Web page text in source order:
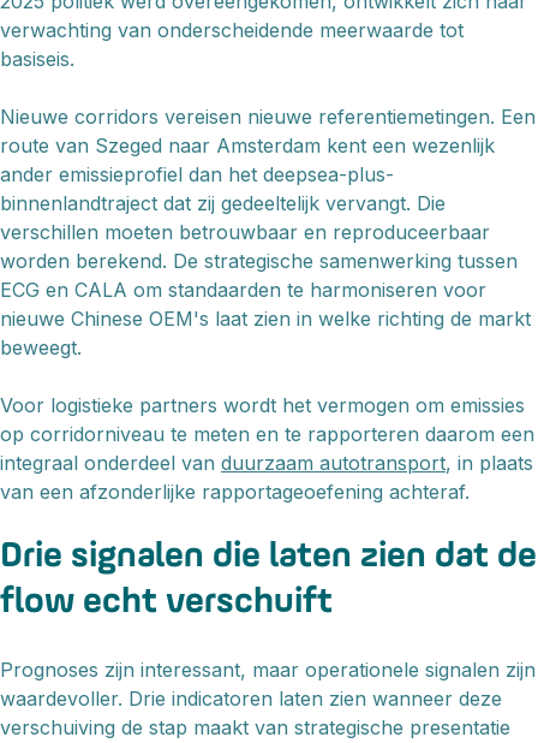
verwachting van onderscheidende meerwaarde tot
basiseis.
Nieuwe corridors vereisen nieuwe referentiemetingen. Een
route van Szeged naar Amsterdam kent een wezenlijk
ander emissieprofiel dan het deepsea-plus-
binnenlandtraject dat zij gedeeltelijk vervangt. Die
verschillen moeten betrouwbaar en reproduceerbaar
worden berekend. De strategische samenwerking tussen
ECG en CALA om standaarden te harmoniseren voor
nieuwe Chinese OEM's laat zien in welke richting de markt
beweegt.
Voor logistieke partners wordt het vermogen om emissies
op corridorniveau te meten en te rapporteren daarom een
integraal onderdeel van duurzaam autotransport, in plaats
van een afzonderlijke rapportageoefening achteraf.
Drie signalen die laten zien dat de
flow echt verschuift
Prognoses zijn interessant, maar operationele signalen zijn
waardevoller. Drie indicatoren laten zien wanneer deze
verschuiving de stap maakt van strategische presentatie